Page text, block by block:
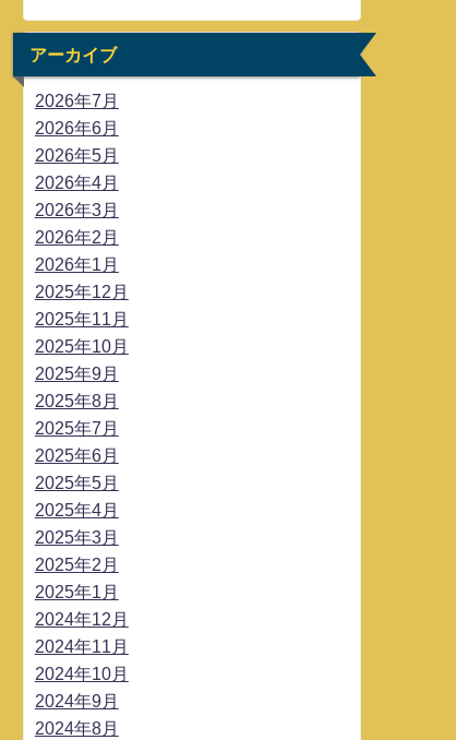
アーカイブ
2026年7月
2026年6月
2026年5月
2026年4月
2026年3月
2026年2月
2026年1月
2025年12月
2025年11月
2025年10月
2025年9月
2025年8月
2025年7月
2025年6月
2025年5月
2025年4月
2025年3月
2025年2月
2025年1月
2024年12月
2024年11月
2024年10月
2024年9月
2024年8月